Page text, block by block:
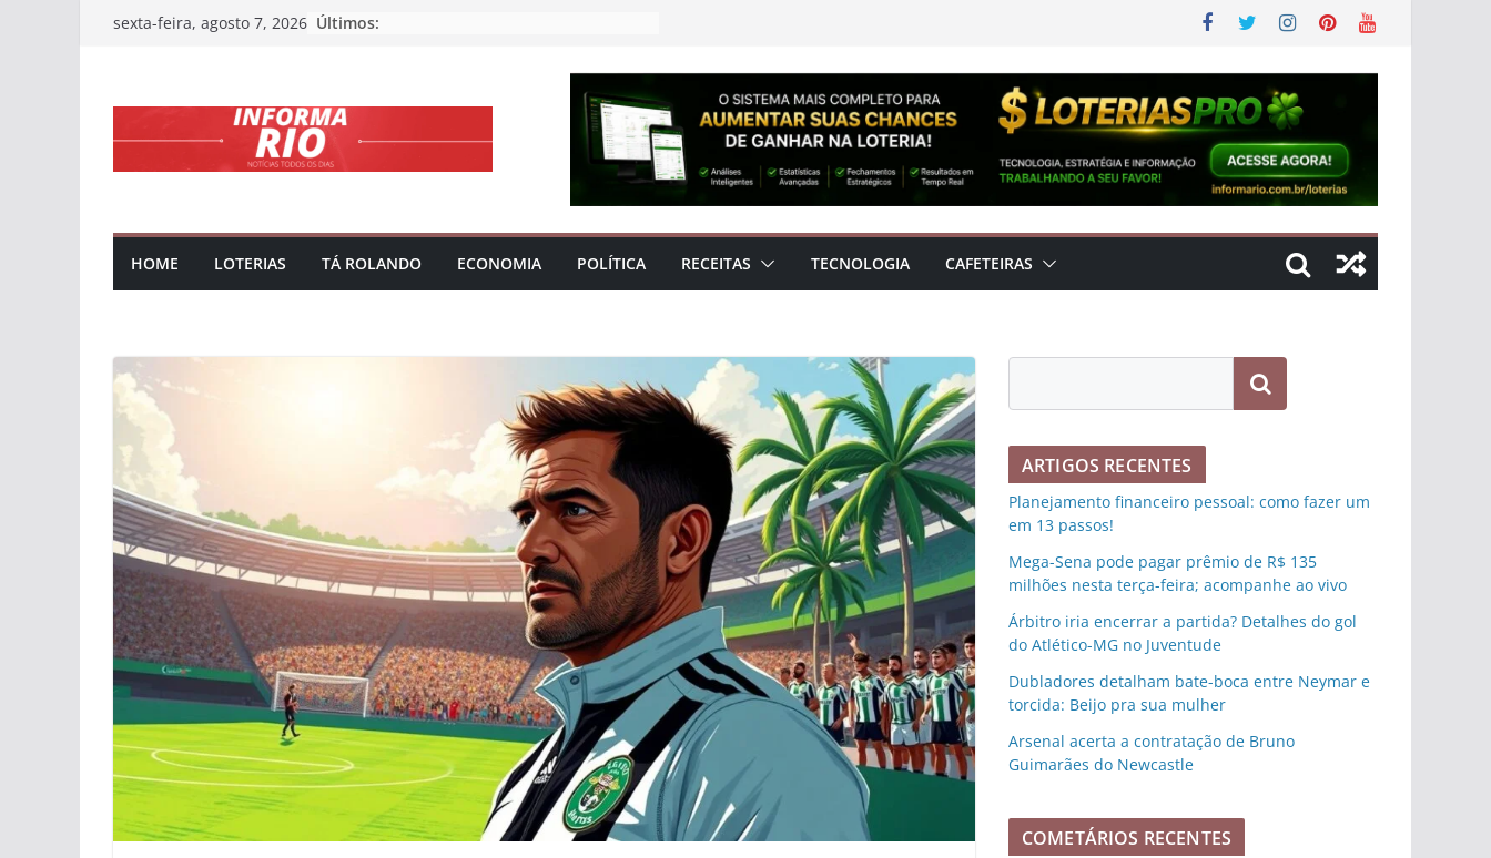
sexta-feira, agosto 7, 2026 Últimos:
HOME LOTERIAS TÁ ROLANDO ECONOMIA POLÍTICA RECEITAS TECNOLOGIA CAFETEIRAS
Pesquisar
ARTIGOS RECENTES
Planejamento financeiro pessoal: como fazer um
em 13 passos!
Mega-Sena pode pagar prêmio de R$ 135
milhões nesta terça-feira; acompanhe ao vivo
Árbitro iria encerrar a partida? Detalhes do gol
do Atlético-MG no Juventude
Dubladores detalham bate-boca entre Neymar e
torcida: Beijo pra sua mulher
Arsenal acerta a contratação de Bruno
Guimarães do Newcastle
COMETÁRIOS RECENTES